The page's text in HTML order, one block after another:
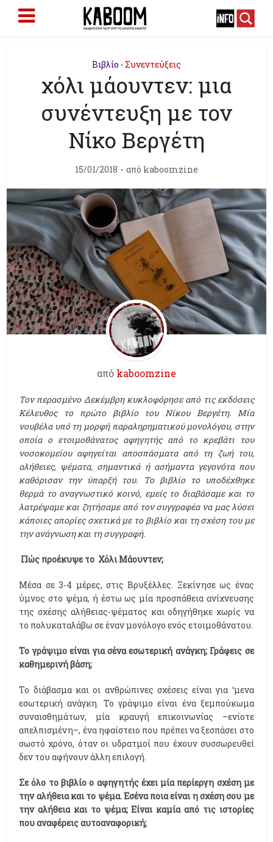
Βιβλίο • Συνεντεύξεις
χόλι μάουντεν: μια
συνέντευξη με τον
Νίκο Βεργέτη
15/01/2018 από kaboomzine
από kaboomzine
Τον περασμένο Δεκέμβρη κυκλοφόρησε από τις εκδόσεις
Κέλευθος το πρώτο βιβλίο του Νίκου Βεργέτη. Μία
νουβέλα υπό τη μορφή παραληρηματικού μονολόγου, στην
οποία ο ετοιμοθάνατος αφηγητής από το κρεβάτι του
νοσοκομείου αφηγείται αποσπάσματα από τη ζωή του,
αλήθειες, ψέματα, σημαντικά ή ασήμαντα γεγονότα που
καθόρισαν την ύπαρξή του. Το βιβλίο το υποδέχθηκε
θερμά το αναγνωστικό κοινό, εμείς το διαβάσαμε και το
λατρέψαμε και ζητήσαμε από τον συγγραφέα να μας λύσει
κάποιες απορίες σχετικά με το βιβλίο και τη σχέση του με
την ανάγνωση και τη συγγραφή.
Πώς προέκυψε το Χόλι Μάουντεν;
Μέσα σε 3-4 μέρες, στις Βρυξέλλες. Ξεκίνησε ως ένας
ύμνος στο ψέμα, ή έστω ως μία προσπάθεια ανίχνευσης
της σχέσης αλήθειας-ψέματος και οδηγήθηκε χωρίς να
το πολυκαταλάβω σε έναν μονόλογο ενός ετοιμοθάνατου.
Το γράψιμο είναι για σένα εσωτερική ανάγκη; Γράφεις σε
καθημερινή βάση;
Το διάβασμα και οι ανθρώπινες σχέσεις είναι για ‘μενα
εσωτερική ανάγκη. Το γράψιμο είναι ένα ξεμπούκωμα
συναισθημάτων, μία κραυγή επικοινωνίας –ενίοτε
απελπισμένη–, ένα ηφαίστειο που πρέπει να ξεσπάσει στο
σωστό χρόνο, όταν οι υδρατμοί που έχουν συσσωρευθεί
δεν του αφήνουν άλλη επιλογή.
Σε όλο το βιβλίο ο αφηγητής έχει μία περίεργη σχέση με
την αλήθεια και το ψέμα. Εσένα ποια είναι η σχέση σου με
την αλήθεια και το ψέμα; Είναι καμία από τις ιστορίες
που αναφέρεις αυτοαναφορική;